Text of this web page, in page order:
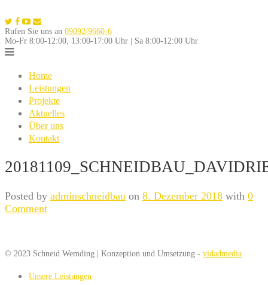
to
content
Rufen Sie uns an 09092/9660-6
Mo-Fr 8:00-12:00, 13:00-17:00 Uhr | Sa 8:00-12:00 Uhr
Home
Leistungen
Projekte
Aktuelles
Über uns
Kontakt
Posted by adminschneidbau on 8. Dezember 2018 with 0
Comment
© 2023 Schneid Wemding | Konzeption und Umsetzung - vidadmedia
Unsere Leistungen